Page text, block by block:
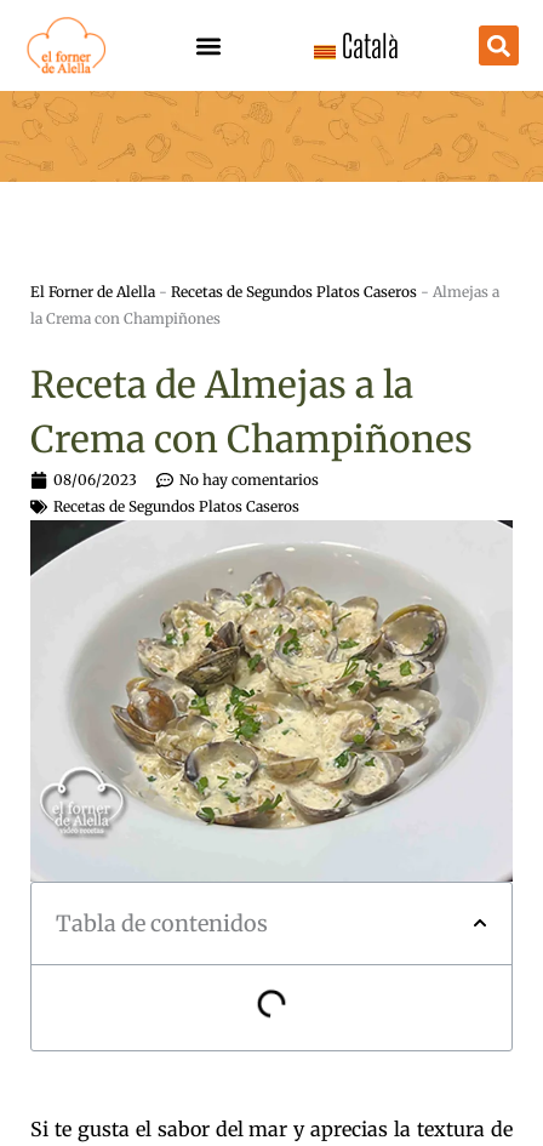
contenido
Català
El Forner de Alella - Recetas de Segundos Platos Caseros - Almejas a
la Crema con Champiñones
Receta de Almejas a la
Crema con Champiñones
08/06/2023
No hay comentarios
Recetas de Segundos Platos Caseros
Tabla de contenidos
Si te gusta el sabor del mar y aprecias la textura de